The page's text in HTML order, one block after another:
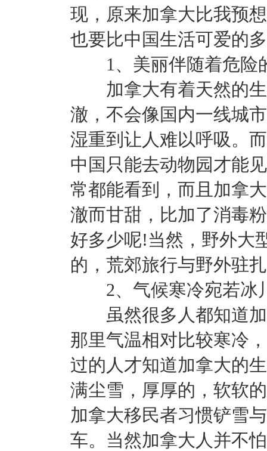
现，原来加拿大比我预
也要比中国生活可爱的
1、美丽伴随着危险
加拿大有着天然的生
澈，不会像国内一线城
湿重到让人难以呼吸。
中国只能去动物园才能
常都能看到，而且加拿
澈而甘甜，比加了消毒
好多少呢!当然，野外大
的，荒郊旅行与野外驻
2、气候寒冷宛若冰
虽然很多人都知道加
那里气温相对比较寒冷
过的人才知道加拿大的
满尘雪，厚厚的，软软
加拿大移民者习惯铲雪
车。当然加拿大人并不